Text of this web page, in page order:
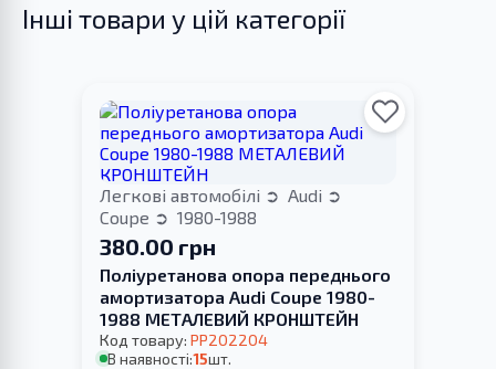
Інші товари у цій категорії
Легкові автомобілі
Audi
Coupe
1980-1988
380.00 грн
Поліуретанова опора переднього
амортизатора Audi Coupe 1980-
1988 МЕТАЛЕВИЙ КРОНШТЕЙН
Код товару: PP202204
В наявності:15шт.